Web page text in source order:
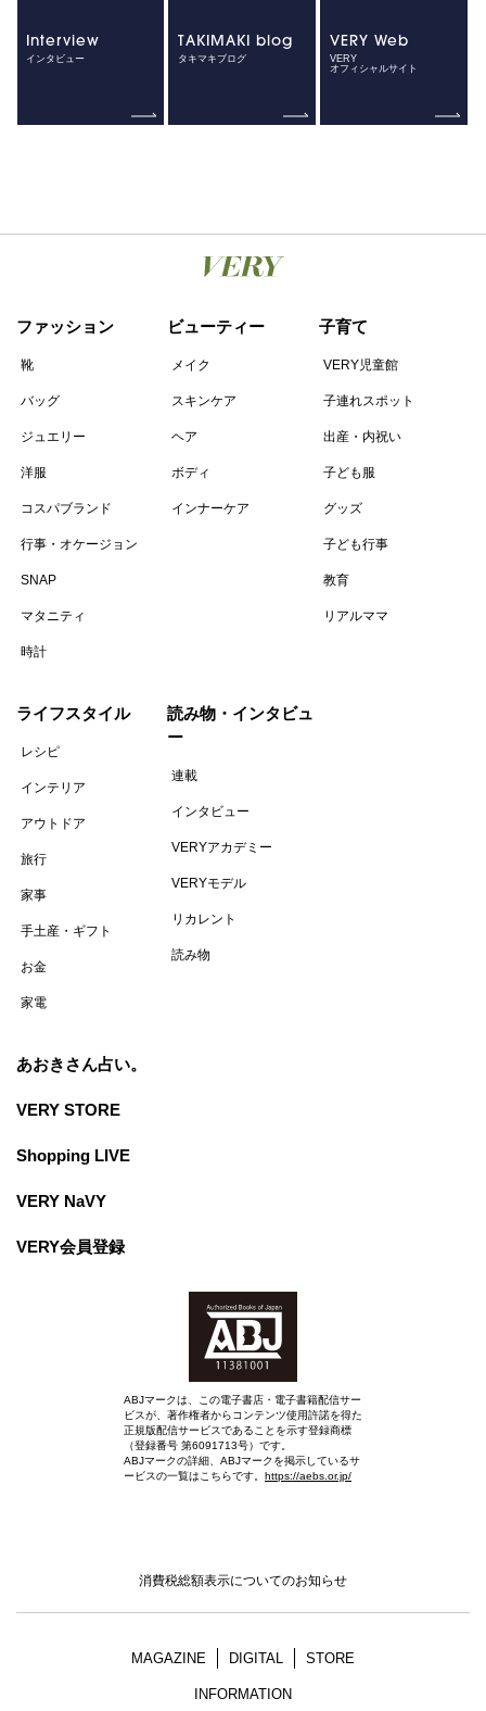
Interview
インタビュー
TAKIMAKI blog
タキマキブログ
VERY Web
VERY
オフィシャルサイト
ファッション
靴
バッグ
ジュエリー
洋服
コスパブランド
行事・オケージョン
SNAP
マタニティ
時計
ビューティー
メイク
スキンケア
ヘア
ボディ
インナーケア
子育て
VERY児童館
子連れスポット
出産・内祝い
子ども服
グッズ
子ども行事
教育
リアルママ
ライフスタイル
レシピ
インテリア
アウトドア
旅行
家事
手土産・ギフト
お金
家電
読み物・インタビュ
ー
連載
インタビュー
VERYアカデミー
VERYモデル
リカレント
読み物
あおきさん占い。
VERY STORE
Shopping LIVE
VERY NaVY
VERY会員登録
ABJマークは、この電子書店・電子書籍配信サー
ビスが、著作権者からコンテンツ使用許諾を得た
正規版配信サービスであることを示す登録商標
（登録番号 第6091713号）です。
ABJマークの詳細、ABJマークを掲示しているサ
ービスの一覧はこちらです。 https://aebs.or.jp/
消費税総額表示についてのお知らせ
MAGAZINE DIGITAL STORE
INFORMATION